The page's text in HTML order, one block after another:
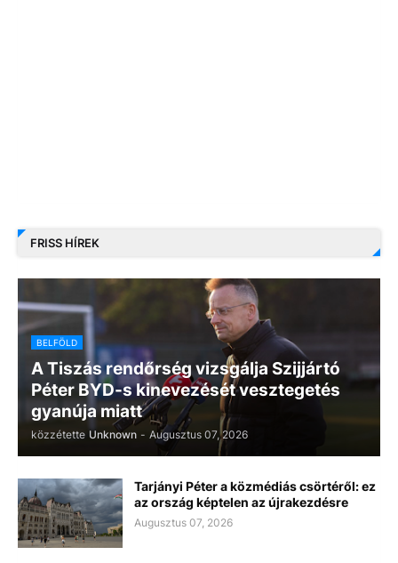
FRISS HÍREK
BELFÖLD
A Tiszás rendőrség vizsgálja Szijjártó
Péter BYD-s kinevezését vesztegetés
gyanúja miatt
közzétette Unknown - Augusztus 07, 2026
Tarjányi Péter a közmédiás csörtéről: ez
az ország képtelen az újrakezdésre
Augusztus 07, 2026